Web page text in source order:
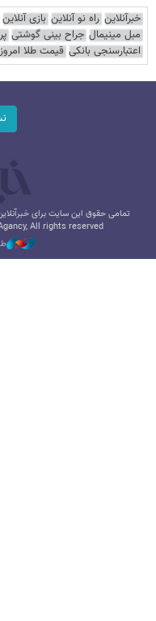
خبرآنلاین راه نو آنلاین بازی آنلاین
مبل مینیمال جراح بینی گوشتی
اعتبارسنجی بانکی قیمت طلا امروز
تمامی حقوق این سایت برای
All rights reserved